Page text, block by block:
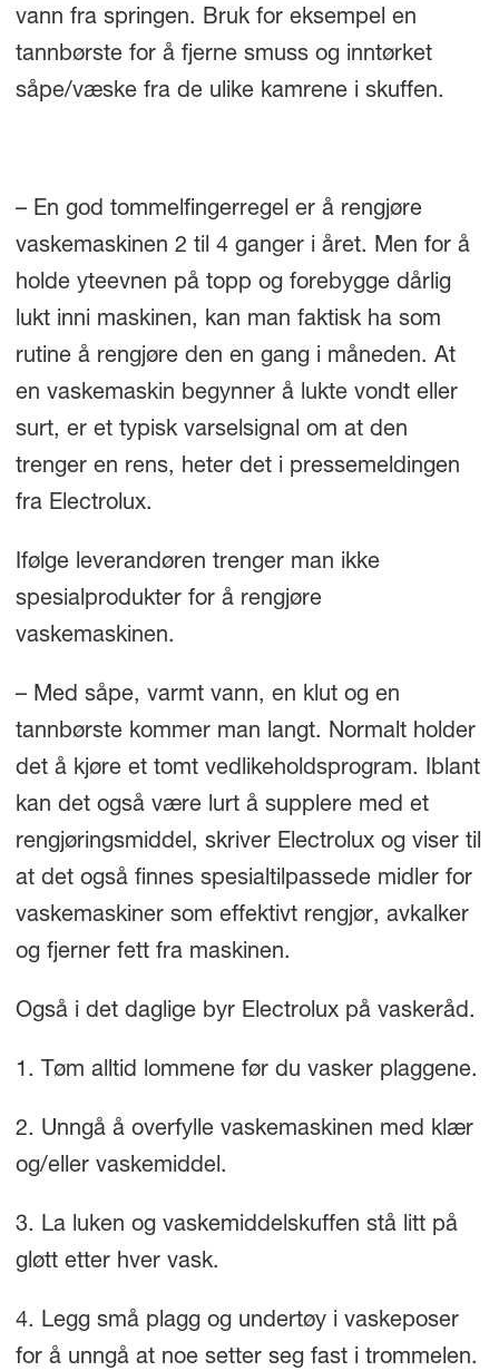
vann fra springen. Bruk for eksempel en
tannbørste for å fjerne smuss og inntørket
såpe/væske fra de ulike kamrene i skuffen.
– En god tommelfingerregel er å rengjøre
vaskemaskinen 2 til 4 ganger i året. Men for å
holde yteevnen på topp og forebygge dårlig
lukt inni maskinen, kan man faktisk ha som
rutine å rengjøre den en gang i måneden. At
en vaskemaskin begynner å lukte vondt eller
surt, er et typisk varselsignal om at den
trenger en rens, heter det i pressemeldingen
fra Electrolux.
Ifølge leverandøren trenger man ikke
spesialprodukter for å rengjøre
vaskemaskinen.
– Med såpe, varmt vann, en klut og en
tannbørste kommer man langt. Normalt holder
det å kjøre et tomt vedlikeholdsprogram. Iblant
kan det også være lurt å supplere med et
rengjøringsmiddel, skriver Electrolux og viser til
at det også finnes spesialtilpassede midler for
vaskemaskiner som effektivt rengjør, avkalker
og fjerner fett fra maskinen.
Også i det daglige byr Electrolux på vaskeråd.
1. Tøm alltid lommene før du vasker plaggene.
2. Unngå å overfylle vaskemaskinen med klær
og/eller vaskemiddel.
3. La luken og vaskemiddelskuffen stå litt på
gløtt etter hver vask.
4. Legg små plagg og undertøy i vaskeposer
for å unngå at noe setter seg fast i trommelen.